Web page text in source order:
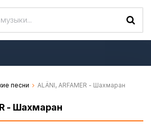
песни ALÄNI, ARFAMER - Шахмаран
- Шахмаран